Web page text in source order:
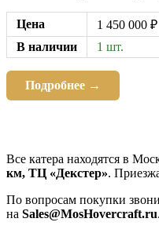
Цена
1 450 000 ₽
В наличии
1 шт.
Подробнее →
Все катера находятся в
км, ТЦ «Декстер».
По вопросам покупки
на Sales@MosHovercraft.ru.